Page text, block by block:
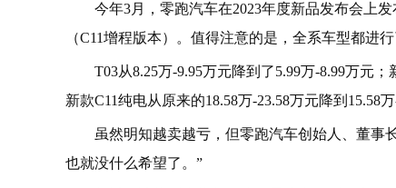
今年3月，零跑汽车在2023年度新品发布会上
（C11增程版本）。值得注意的是，全系车型都进行
T03从8.25万-9.95万元降到了5.99万-8.99万元；
新款C11纯电从原来的18.58万-23.58万元降到15.58万
虽然明知越卖越亏，但零跑汽车创始人、董事
也就没什么希望了。”